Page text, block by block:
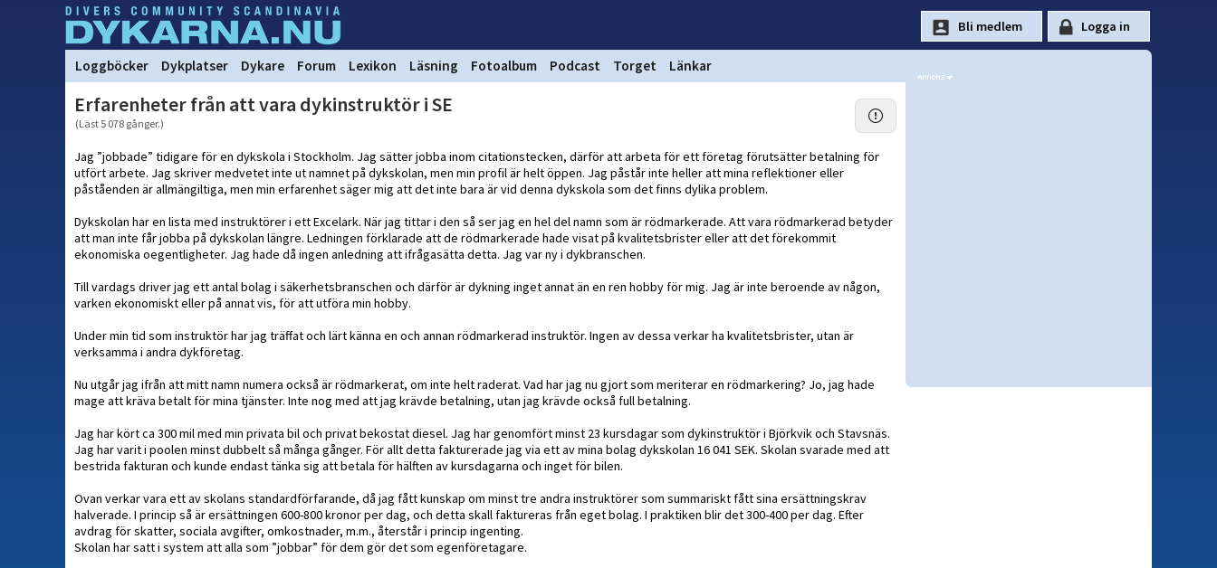
Loggböcker Dykplatser Dykare Forum Lexikon Läsning Fotoalbum Podcast Torget Länkar
Erfarenheter från att vara dykinstruktör i SE
(Läst 5 078 gånger.)
Jag ”jobbade” tidigare för en dykskola i Stockholm. Jag sätter jobba inom citationstecken, därför att arbeta för ett företag förutsätter betalning för
utfört arbete. Jag skriver medvetet inte ut namnet på dykskolan, men min profil är helt öppen. Jag påstår inte heller att mina reflektioner eller
påståenden är allmängiltiga, men min erfarenhet säger mig att det inte bara är vid denna dykskola som det finns dylika problem.
Dykskolan har en lista med instruktörer i ett Excelark. När jag tittar i den så ser jag en hel del namn som är rödmarkerade. Att vara rödmarkerad betyder
att man inte får jobba på dykskolan längre. Ledningen förklarade att de rödmarkerade hade visat på kvalitetsbrister eller att det förekommit
ekonomiska oegentligheter. Jag hade då ingen anledning att ifrågasätta detta. Jag var ny i dykbranschen.
Till vardags driver jag ett antal bolag i säkerhetsbranschen och därför är dykning inget annat än en ren hobby för mig. Jag är inte beroende av någon,
varken ekonomiskt eller på annat vis, för att utföra min hobby.
Under min tid som instruktör har jag träffat och lärt känna en och annan rödmarkerad instruktör. Ingen av dessa verkar ha kvalitetsbrister, utan är
verksamma i andra dykföretag.
Nu utgår jag ifrån att mitt namn numera också är rödmarkerat, om inte helt raderat. Vad har jag nu gjort som meriterar en rödmarkering? Jo, jag hade
mage att kräva betalt för mina tjänster. Inte nog med att jag krävde betalning, utan jag krävde också full betalning.
Jag har kört ca 300 mil med min privata bil och privat bekostat diesel. Jag har genomfört minst 23 kursdagar som dykinstruktör i Björkvik och Stavsnäs.
Jag har varit i poolen minst dubbelt så många gånger. För allt detta fakturerade jag via ett av mina bolag dykskolan 16 041 SEK. Skolan svarade med att
bestrida fakturan och kunde endast tänka sig att betala för hälften av kursdagarna och inget för bilen.
Ovan verkar vara ett av skolans standardförfarande, då jag fått kunskap om minst tre andra instruktörer som summariskt fått sina ersättningskrav
halverade. I princip så är ersättningen 600-800 kronor per dag, och detta skall faktureras från eget bolag. I praktiken blir det 300-400 per dag. Efter
avdrag för skatter, sociala avgifter, omkostnader, m.m., återstår i princip ingenting.
Skolan har satt i system att alla som ”jobbar” för dem gör det som egenföretagare.